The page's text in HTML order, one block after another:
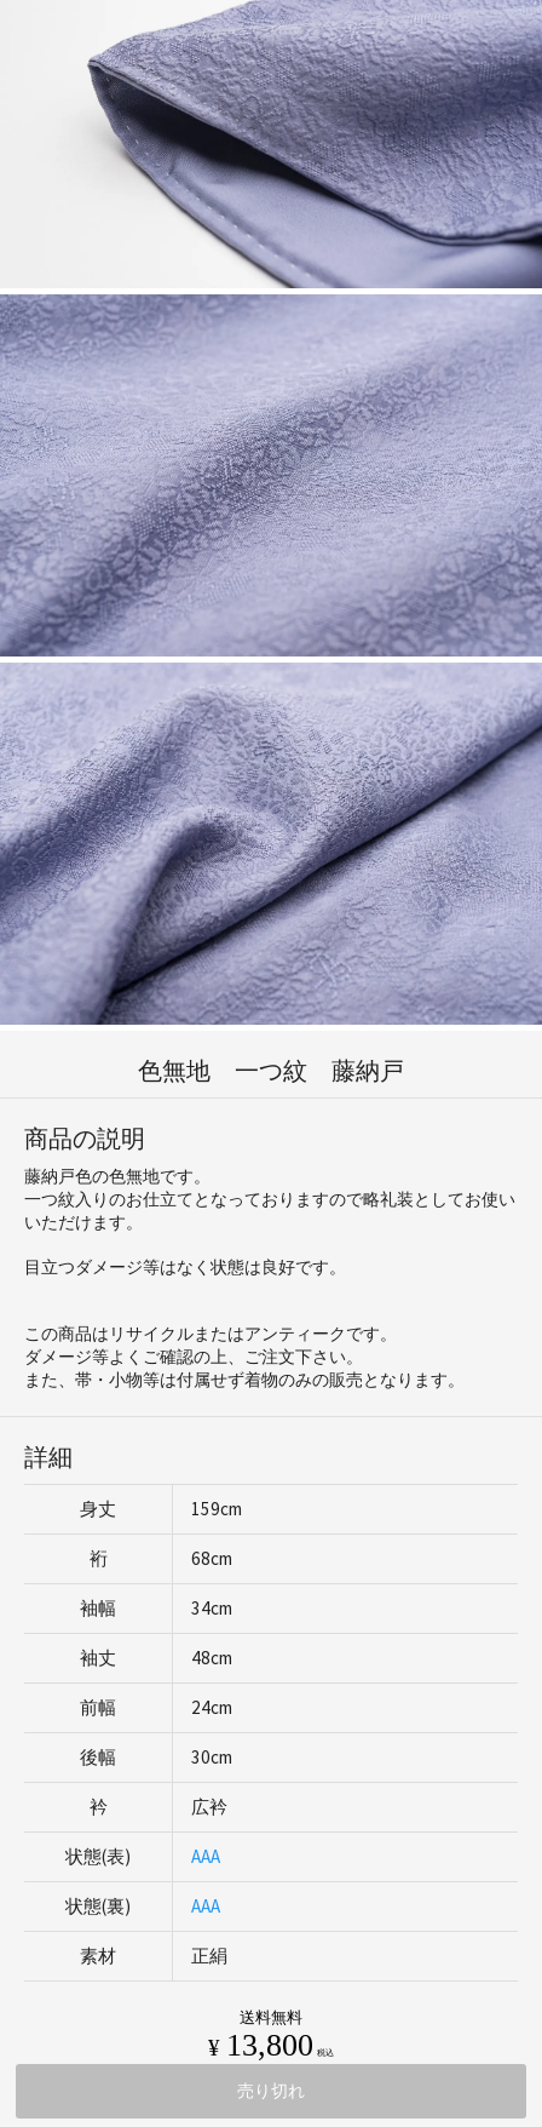
色無地 一つ紋 藤納戸
商品の説明
藤納戸色の色無地です。
一つ紋入りのお仕立てとなっておりますので略礼装としてお使い
いただけます。
目立つダメージ等はなく状態は良好です。
この商品はリサイクルまたはアンティークです。
ダメージ等よくご確認の上、ご注文下さい。
また、帯・小物等は付属せず着物のみの販売となります。
詳細
身丈 159cm
裄 68cm
袖幅 34cm
袖丈 48cm
前幅 24cm
後幅 30cm
衿 広衿
状態(表) AAA
状態(裏) AAA
素材 正絹
送料無料
¥ 13,800 税込
売り切れ